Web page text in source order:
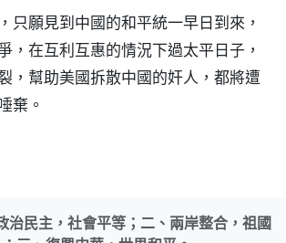
只願見到中國的和平統一早日到來，
，在互利互惠的情況下過太平日子，
，幫助美國拆散中國的奸人，都將遭
棄。
治民主，社會平等；二、兩岸整合，祖國